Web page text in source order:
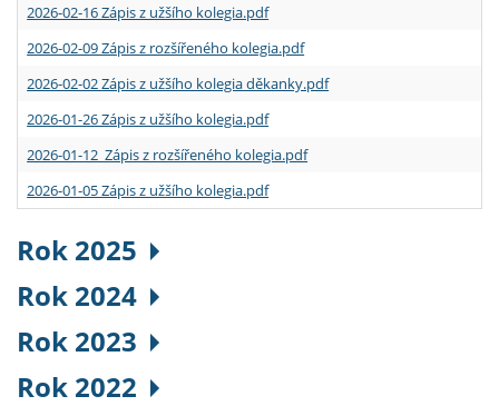
2026-02-16 Zápis z užšího kolegia.pdf
2026-02-09 Zápis z rozšířeného kolegia.pdf
2026-02-02 Zápis z užšího kolegia děkanky.pdf
2026-01-26 Zápis z užšího kolegia.pdf
2026-01-12 Zápis z rozšířeného kolegia.pdf
2026-01-05 Zápis z užšího kolegia.pdf
Rok 2025
Rok 2024
Rok 2023
Rok 2022